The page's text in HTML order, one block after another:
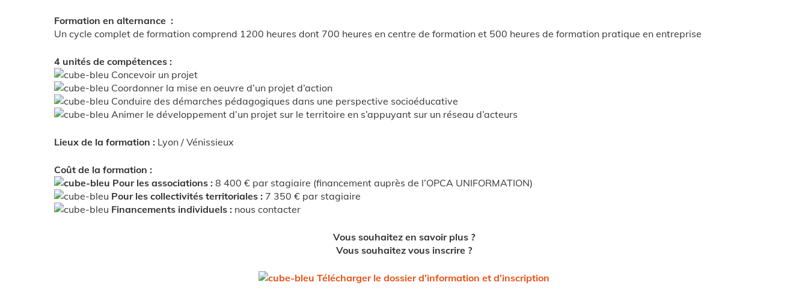
Formation en alternance :
Un cycle complet de formation comprend 1200 heures dont 700 heures en centre de formation et 500 heures de formation pratique en entreprise
4 unités de compétences :
Concevoir un projet
Coordonner la mise en oeuvre d’un projet d’action
Conduire des démarches pédagogiques dans une perspective socioéducative
Animer le développement d’un projet sur le territoire en s’appuyant sur un réseau d’acteurs
Lieux de la formation : Lyon / Vénissieux
Coût de la formation :
Pour les associations : 8 400 € par stagiaire (financement auprès de l’OPCA UNIFORMATION)
Pour les collectivités territoriales : 7 350 € par stagiaire
Financements individuels : nous contacter
Vous souhaitez en savoir plus ?
Vous souhaitez vous inscrire ?
Télécharger le dossier d’information et d’inscription